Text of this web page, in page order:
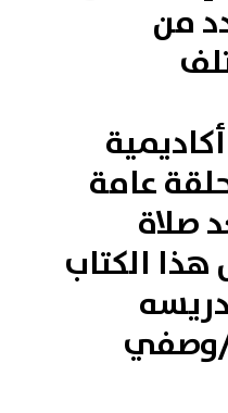
من
عامة
صلاة
الكتاب
وصفي